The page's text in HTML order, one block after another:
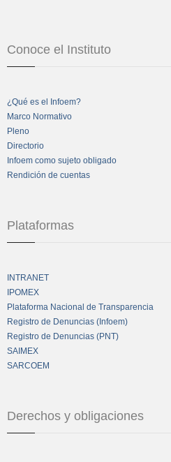
Conoce el Instituto
¿Qué es el Infoem?
Marco Normativo
Pleno
Directorio
Infoem como sujeto obligado
Rendición de cuentas
Plataformas
INTRANET
IPOMEX
Plataforma Nacional de Transparencia
Registro de Denuncias (Infoem)
Registro de Denuncias (PNT)
SAIMEX
SARCOEM
Derechos y obligaciones